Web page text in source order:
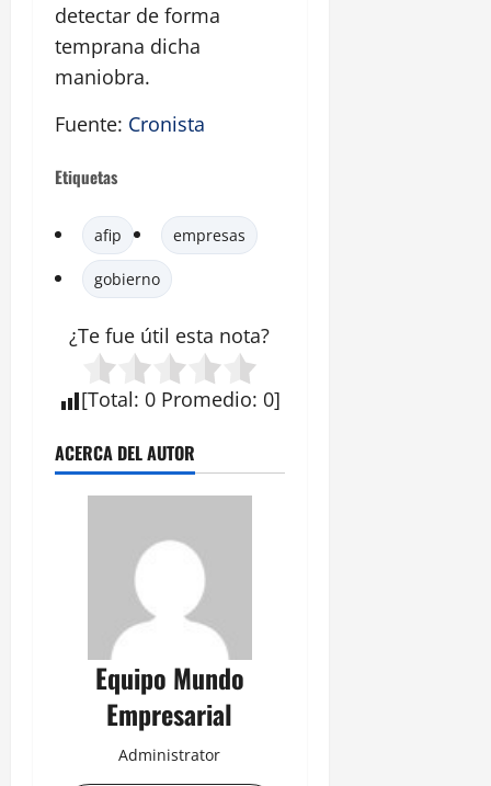
detectar de forma
temprana dicha
maniobra.
Fuente: Cronista
Etiquetas
afip empresas
gobierno
¿Te fue útil esta nota?
[Total: 0 Promedio: 0]
ACERCA DEL AUTOR
Equipo Mundo
Empresarial
Administrator